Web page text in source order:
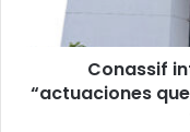
su
Conassif
“actuaciones